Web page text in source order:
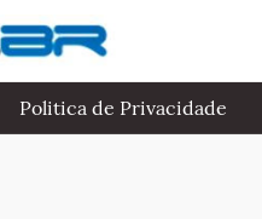
Politica de Privacidade